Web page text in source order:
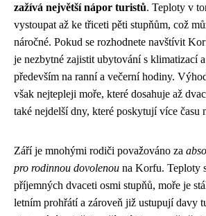
zažívá největší nápor turistů. Teploty v
vystoupat až ke třiceti pěti stupňům, což
náročné. Pokud se rozhodnete navštívit
je nezbytné zajistit ubytování s klimatizací
především na ranní a večerní hodiny.
však nejtepleji moře, které dosahuje až
také nejdelší dny, které poskytují více času
Září je mnohými rodiči považováno za
pro rodinnou dovolenou na Korfu. Teploty
příjemných dvaceti osmi stupňů, moře je
letním prohřátí a zároveň již ustupují davy